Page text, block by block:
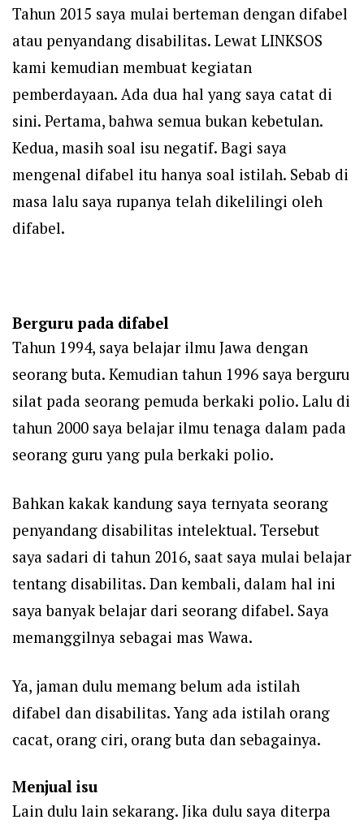
Tahun 2015 saya mulai berteman dengan difabel
atau penyandang disabilitas. Lewat LINKSOS
kami kemudian membuat kegiatan
pemberdayaan. Ada dua hal yang saya catat di
sini. Pertama, bahwa semua bukan kebetulan.
Kedua, masih soal isu negatif. Bagi saya
mengenal difabel itu hanya soal istilah. Sebab di
masa lalu saya rupanya telah dikelilingi oleh
difabel.
Berguru pada difabel
Tahun 1994, saya belajar ilmu Jawa dengan
seorang buta. Kemudian tahun 1996 saya berguru
silat pada seorang pemuda berkaki polio. Lalu di
tahun 2000 saya belajar ilmu tenaga dalam pada
seorang guru yang pula berkaki polio.
Bahkan kakak kandung saya ternyata seorang
penyandang disabilitas intelektual. Tersebut
saya sadari di tahun 2016, saat saya mulai belajar
tentang disabilitas. Dan kembali, dalam hal ini
saya banyak belajar dari seorang difabel. Saya
memanggilnya sebagai mas Wawa.
Ya, jaman dulu memang belum ada istilah
difabel dan disabilitas. Yang ada istilah orang
cacat, orang ciri, orang buta dan sebagainya.
Menjual isu
Lain dulu lain sekarang. Jika dulu saya diterpa